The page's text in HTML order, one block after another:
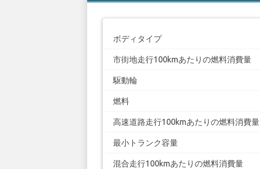
ボディタイプ
市街地走行100kmあたりの燃料消費量
駆動輪
燃料
高速道路走行100kmあたりの燃料消費量
最小トランク容量
混合走行100kmあたりの燃料消費量